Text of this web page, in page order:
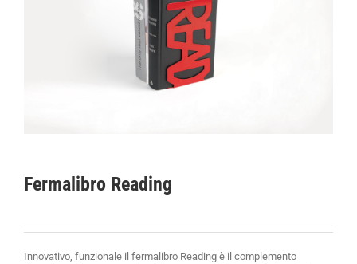
Fermalibro Reading
Innovativo, funzionale il fermalibro Reading è il complemento